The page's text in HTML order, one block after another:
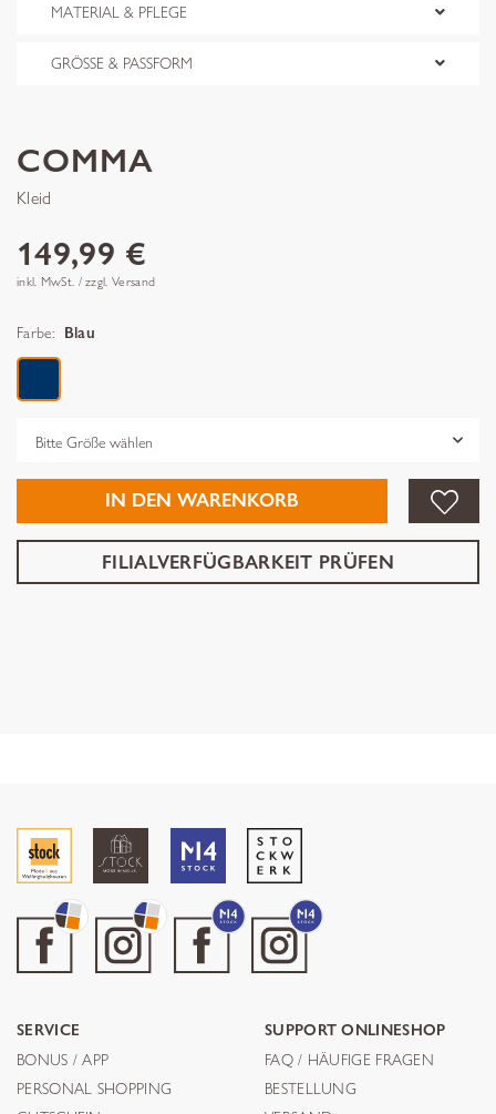
MATERIAL & PFLEGE
GRÖSSE & PASSFORM
COMMA
Kleid
149,99 €
inkl. MwSt. / zzgl. Versand
Farbe: Blau
IN DEN WARENKORB
FILIALVERFÜGBARKEIT PRÜFEN
SERVICE
BONUS / APP
PERSONAL SHOPPING
SUPPORT ONLINESHOP
FAQ / HÄUFIGE FRAGEN
BESTELLUNG